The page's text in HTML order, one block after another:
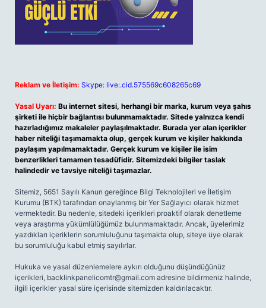
Reklam ve İletişim: Skype: live:.cid.575569c608265c69
Yasal Uyarı: Bu internet sitesi, herhangi bir marka, kurum veya şahıs
şirketi ile hiçbir bağlantısı bulunmamaktadır. Sitede yalnızca kendi
hazırladığımız makaleler paylaşılmaktadır. Burada yer alan içerikler
haber niteliği taşımamakta olup, gerçek kurum ve kişiler hakkında
paylaşım yapılmamaktadır. Gerçek kurum ve kişiler ile isim
benzerlikleri tamamen tesadüfidir. Sitemizdeki bilgiler taslak
halindedir ve tavsiye niteliği taşımazlar.
Sitemiz, 5651 Sayılı Kanun gereğince Bilgi Teknolojileri ve İletişim
Kurumu (BTK) tarafından onaylanmış bir Yer Sağlayıcı olarak hizmet
vermektedir. Bu nedenle, sitedeki içerikleri proaktif olarak denetleme
veya araştırma yükümlülüğümüz bulunmamaktadır. Ancak, üyelerimiz
yazdıkları içeriklerin sorumluluğunu taşımakta olup, siteye üye olarak
bu sorumluluğu kabul etmiş sayılırlar.
Hukuka ve yasal düzenlemelere aykırı olduğunu düşündüğünüz
içerikleri, backlinkpanelicomtr@gmail.com adresine bildirmeniz halinde,
ilgili içerikler yasal süre içerisinde sitemizden kaldırılacaktır.